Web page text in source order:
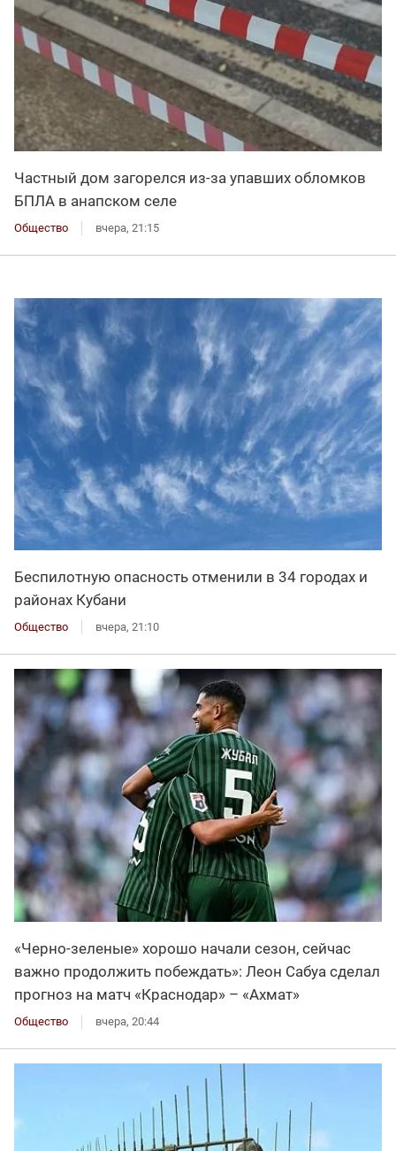
Частный дом загорелся из-за упавших обломков
БПЛА в анапском селе
Общество вчера, 21:15
Беспилотную опасность отменили в 34 городах и
районах Кубани
Общество вчера, 21:10
«Черно-зеленые» хорошо начали сезон, сейчас
важно продолжить побеждать»: Леон Сабуа сделал
прогноз на матч «Краснодар» – «Ахмат»
Общество вчера, 20:44